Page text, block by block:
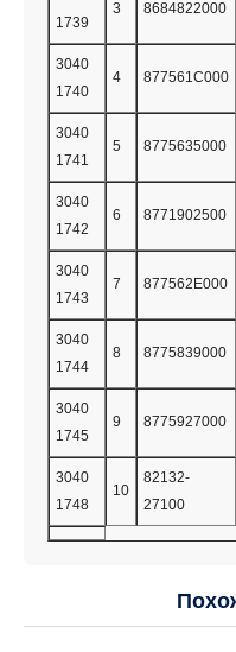
1739
3 8684822000
3040
1740
4 877561C000
3040
1741
5 8775635000
3040
1742
6 8771902500
3040
1743
7 877562E000
3040
1744
8 8775839000
3040
1745
9 8775927000
3040
1748
10
82132-
27100